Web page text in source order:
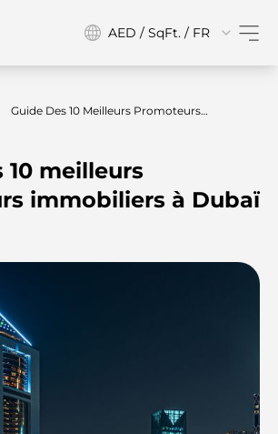
AED / SqFt. / FR
Guide Des 10 Meilleurs Promoteurs
10 meilleurs
immobiliers à Dubaï